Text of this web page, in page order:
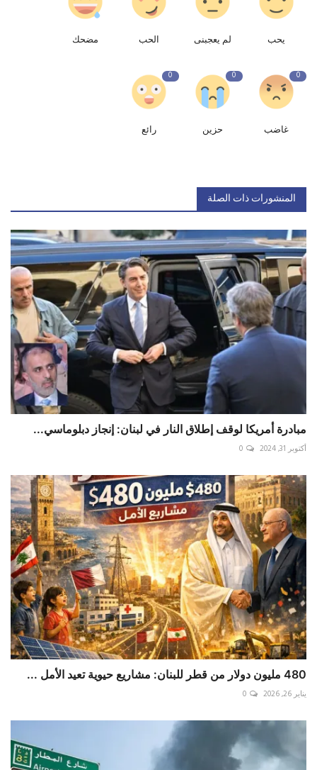
يحب لم يعجبنى الحب مضحك
0
غاضب
0
حزين
0
رائع
المنشورات ذات الصلة
مبادرة أمريكا لوقف إطلاق النار في لبنان: إنجاز دبلوماسي...
أكتوبر 31, 2024 0
480 مليون دولار من قطر للبنان: مشاريع حيوية تعيد الأمل ...
يناير 26, 2026 0